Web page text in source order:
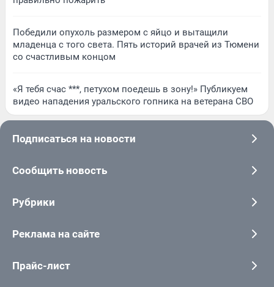
Победили опухоль размером с яйцо и вытащили
младенца с того света. Пять историй врачей из Тюмени
со счастливым концом
«Я тебя счас ***, петухом поедешь в зону!» Публикуем
видео нападения уральского гопника на ветерана СВО
Подписаться на новости
Сообщить новость
Рубрики
Реклама на сайте
Прайс-лист